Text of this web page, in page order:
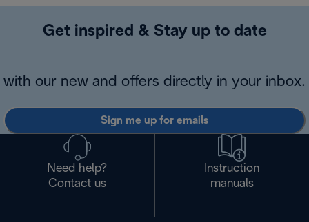
Get inspired & Stay up to date
with our new and offers directly in your inbox.
Sign me up for emails
Need help?
Contact us
Instruction
manuals